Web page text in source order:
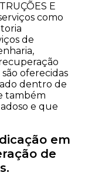
E
como
de
oferecidas
dentro de
também
e que
em
de